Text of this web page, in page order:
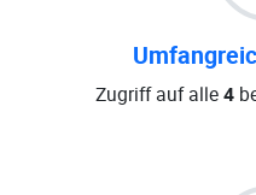
Zugriff auf alle4